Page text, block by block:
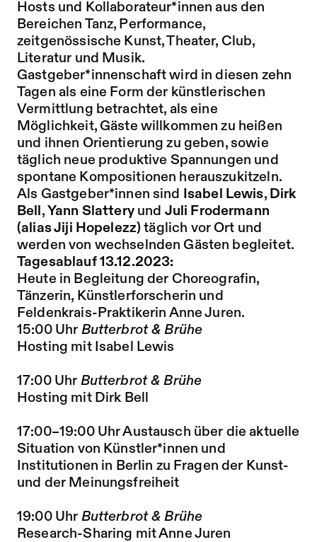
Hosts und Kollaborateur*innen aus den
Bereichen Tanz, Performance,
zeitgenössische Kunst, Theater, Club,
Literatur und Musik.
Gastgeber*innenschaft wird in diesen zehn
Tagen als eine Form der künstlerischen
Vermittlung betrachtet, als eine
Möglichkeit, Gäste willkommen zu heißen
und ihnen Orientierung zu geben, sowie
täglich neue produktive Spannungen und
spontane Kompositionen herauszukitzeln.
Als Gastgeber*innen sind Isabel Lewis, Dirk
Bell, Yann Slatteryund Juli Frodermann
(alias Jiji Hopelezz) täglich vor Ort und
werden von wechselnden Gästen begleitet.
Tagesablauf 13.12.2023:
Heute in Begleitung der Choreografin,
Tänzerin, Künstlerforscherin und
Feldenkrais-Praktikerin Anne Juren.
15:00 Uhr Butterbrot & Brühe
Hosting mit Isabel Lewis
17:00 Uhr Butterbrot & Brühe
Hosting mit Dirk Bell
17:00–19:00 Uhr Austausch über die aktuelle
Situation von Künstler*innen und
Institutionen in Berlin zu Fragen der Kunst-
und der Meinungsfreiheit
19:00 Uhr Butterbrot & Brühe
Research-Sharing mit Anne Juren